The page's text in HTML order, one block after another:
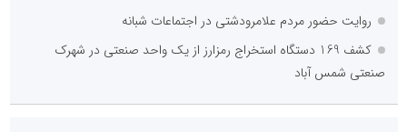
روایت حضور مردم علامرودشتی در اجتماعات شبانه
کشف 169 دستگاه استخراج رمزارز از یک واحد صنعتی در شهرک
صنعتی شمس آباد